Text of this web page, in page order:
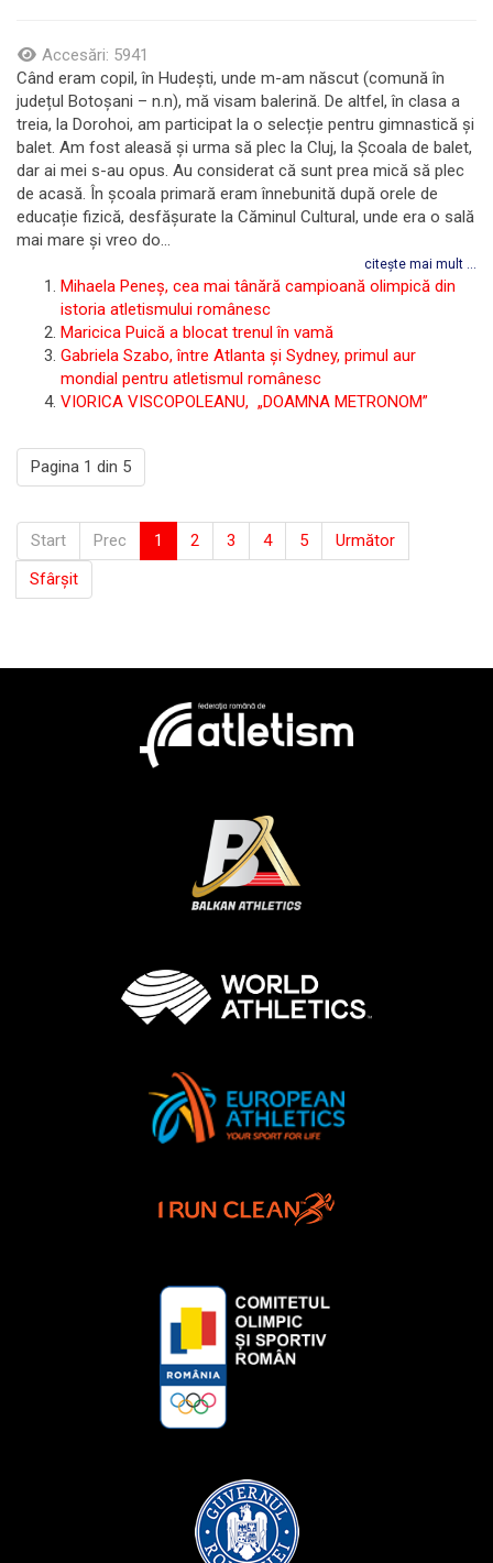
Accesări: 5941
Când eram copil, în Hudești, unde m-am născut (comună în
județul Botoșani – n.n), mă visam balerină. De altfel, în clasa a
treia, la Dorohoi, am participat la o selecție pentru gimnastică și
balet. Am fost aleasă și urma să plec la Cluj, la Școala de balet,
dar ai mei s-au opus. Au considerat că sunt prea mică să plec
de acasă. În școala primară eram înnebunită după orele de
educație fizică, desfășurate la Căminul Cultural, unde era o sală
mai mare și vreo do...
citește mai mult ...
Mihaela Peneș, cea mai tânără campioană olimpică din
istoria atletismului românesc
Maricica Puică a blocat trenul în vamă
Gabriela Szabo, între Atlanta și Sydney, primul aur
mondial pentru atletismul românesc
VIORICA VISCOPOLEANU, „DOAMNA METRONOM”
Pagina 1 din 5
Start Prec 1 2 3 4 5
Următor
Sfârșit